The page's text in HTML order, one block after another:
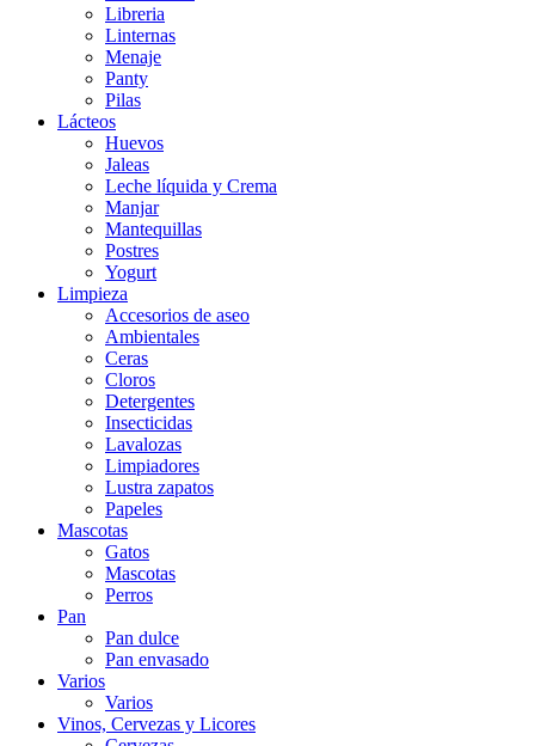
Libreria
Linternas
Menaje
Panty
Pilas
Lácteos
Huevos
Jaleas
Leche líquida y Crema
Manjar
Mantequillas
Postres
Yogurt
Limpieza
Accesorios de aseo
Ambientales
Ceras
Cloros
Detergentes
Insecticidas
Lavalozas
Limpiadores
Lustra zapatos
Papeles
Mascotas
Gatos
Mascotas
Perros
Pan
Pan dulce
Pan envasado
Varios
Varios
Vinos, Cervezas y Licores